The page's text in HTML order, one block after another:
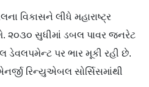
વિકાસને લીધે મહારાષ્ટ્ર
૨૦૩૦ સુધીમાં ડબલ પાવર જનરેટ
ડેવલપમેન્ટ પર ભાર મૂકી રહી છે.
રિન્યુએબલ સોર્સિસમાંથી